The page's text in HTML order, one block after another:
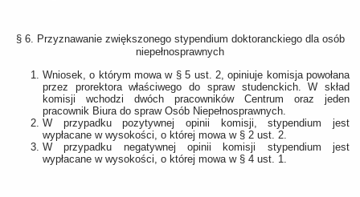
§ 6. Przyznawanie zwiększonego stypendium doktoranckiego dla osób
niepełnosprawnych
Wniosek, o którym mowa w § 5 ust. 2, opiniuje komisja powołana
przez prorektora właściwego do spraw studenckich. W skład
komisji wchodzi dwóch pracowników Centrum oraz jeden
pracownik Biura do spraw Osób Niepełnosprawnych.
W przypadku pozytywnej opinii komisji, stypendium jest
wypłacane w wysokości, o której mowa w § 2 ust. 2.
W przypadku negatywnej opinii komisji stypendium jest
wypłacane w wysokości, o której mowa w § 4 ust. 1.